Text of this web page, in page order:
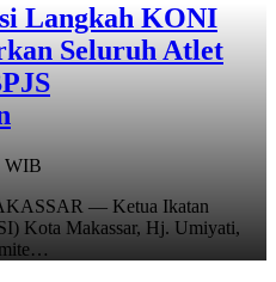
Langkah KONI
Seluruh Atlet
WIB
— Ketua Ikatan
Kota Makassar, Hj. Umiyati,